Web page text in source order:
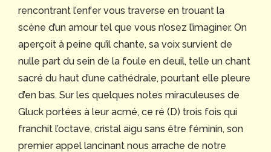
rencontrant l’enfer vous traverse en trouant la
scène d’un amour tel que vous n’osez l’imaginer. On
aperçoit à peine qu’il chante, sa voix survient de
nulle part du sein de la foule en deuil, telle un chant
sacré du haut d’une cathédrale, pourtant elle pleure
d’en bas. Sur les quelques notes miraculeuses de
Gluck portées à leur acmé, ce ré (D) trois fois qui
franchit l’octave, cristal aigu sans être féminin, son
premier appel lancinant nous arrache de notre